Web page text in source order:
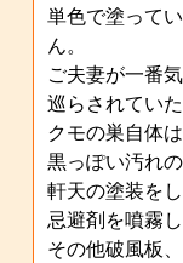
単色で塗って
ん。
ご夫妻が一番
巡らされていた
クモの巣自体
黒っぽい汚れ
軒天の塗装を
忌避剤を噴霧
その他破風板